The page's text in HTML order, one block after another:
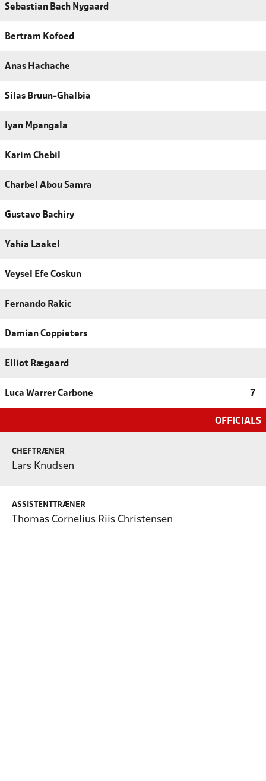
Sebastian Bach Nygaard
Bertram Kofoed
Anas Hachache
Silas Bruun-Ghalbia
Iyan Mpangala
Karim Chebil
Charbel Abou Samra
Gustavo Bachiry
Yahia Laakel
Veysel Efe Coskun
Fernando Rakic
Damian Coppieters
Elliot Rægaard
Luca Warrer Carbone 7
OFFICIALS
CHEFTRÆNER
Lars Knudsen
ASSISTENTTRÆNER
Thomas Cornelius Riis Christensen